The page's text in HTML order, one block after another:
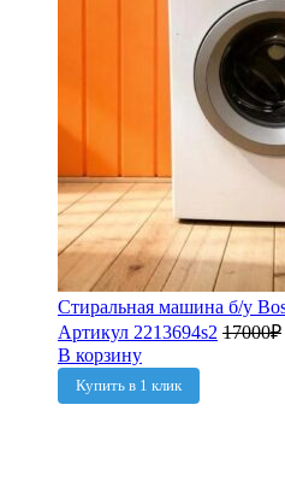
Стиральная машина б/у
Артикул 2213694s2 17000₽
В корзину
Купить в 1 клик